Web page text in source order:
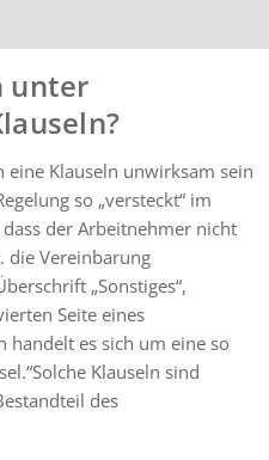
unter
eine Klauseln unwirksam sein
so „versteckt“ im
der Arbeitnehmer nicht
die Vereinbarung
„Sonstiges“,
Seite eines
handelt es sich um eine so
Klauseln sind
des